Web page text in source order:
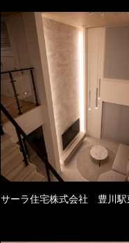
サーラ住宅株式会社 豊川駅